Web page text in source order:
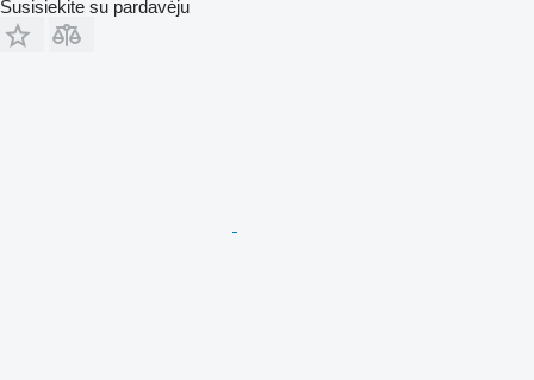
Susisiekite su pardavėju